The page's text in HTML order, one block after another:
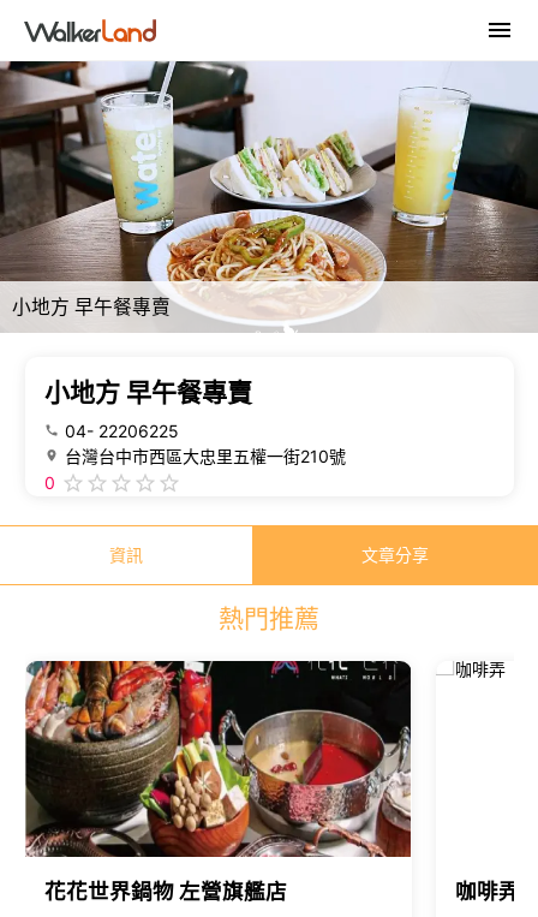
小地方 早午餐專賣
小地方 早午餐專賣
04- 22206225
台灣台中市西區大忠里五權一街210號
0
資訊 文章分享
熱門推薦
花花世界鍋物 左營旗艦店 咖啡弄